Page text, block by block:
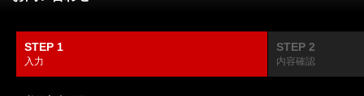
STEP 1
入力
STEP 2
内容確認